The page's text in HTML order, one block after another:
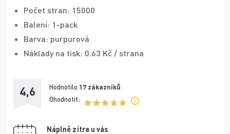
Počet stran: 15000
Balení: 1-pack
Barva: purpurová
Náklady na tisk: 0.63 Kč / strana
4,6 Hodnotilo 17 zákazníků
Ohodnotit:
Náplně zítra u vás